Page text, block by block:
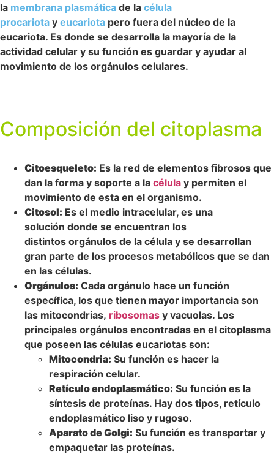
la membrana plasmática de la célula
procariota y eucariota pero fuera del núcleo de la
eucariota. Es donde se desarrolla la mayoría de la
actividad celular y su función es guardar y ayudar al
movimiento de los orgánulos celulares.
Composición del citoplasma
Citoesqueleto: Es la red de elementos fibrosos que
dan la forma y soporte a la célula y permiten el
movimiento de esta en el organismo.
Citosol: Es el medio intracelular, es una
solución donde se encuentran los
distintos orgánulos de la célula y se desarrollan
gran parte de los procesos metabólicos que se dan
en las células.
Orgánulos: Cada orgánulo hace un función
específica, los que tienen mayor importancia son
las mitocondrias, ribosomas y vacuolas. Los
principales orgánulos encontradas en el citoplasma
que poseen las células eucariotas son:
Mitocondria: Su función es hacer la
respiración celular.
Retículo endoplasmático: Su función es la
síntesis de proteínas. Hay dos tipos, retículo
endoplasmático liso y rugoso.
Aparato de Golgi: Su función es transportar y
empaquetar las proteínas.